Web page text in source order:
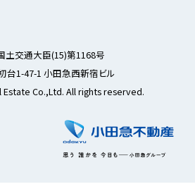
交通大臣(15)第1168号
台1-47-1 小田急西新宿ビル
Co.,Ltd. All rights reserved.